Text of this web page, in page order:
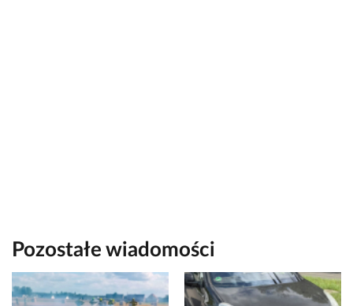
Pozostałe wiadomości